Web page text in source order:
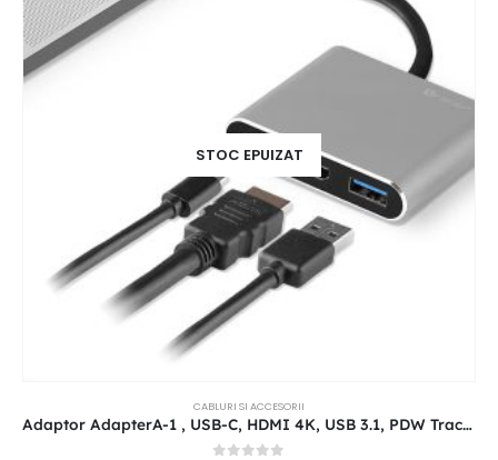
STOC EPUIZAT
CABLURI SI ACCESORII
Adaptor AdapterA-1 , USB-C, HDMI 4K, USB 3.1, PDW Tracer 100W